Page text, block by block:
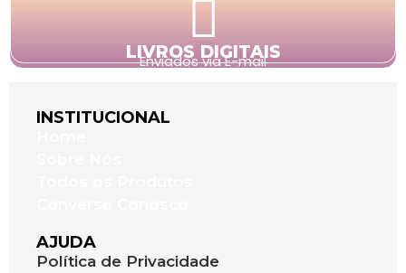
LIVROS DIGITAIS
Enviados via E-mail
INSTITUCIONAL
AJUDA
Política de Privacidade